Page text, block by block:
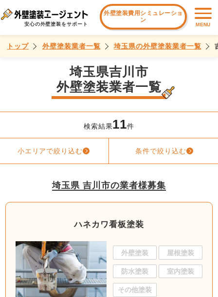
安心の外壁塗装をサポート
外壁塗装費用シミュレーショ
ン
MENU
トップ 外壁塗装業者一覧 埼玉県の外壁塗装業者一覧
埼玉県吉川市
外壁塗装業者一覧
検索結果11件
小エリアで絞り込む 条件で絞り込む
埼玉県 吉川市の業者様募集
ハネカワ看板塗装
外壁塗装 屋根塗装
防水塗装 室内塗装
その他塗装